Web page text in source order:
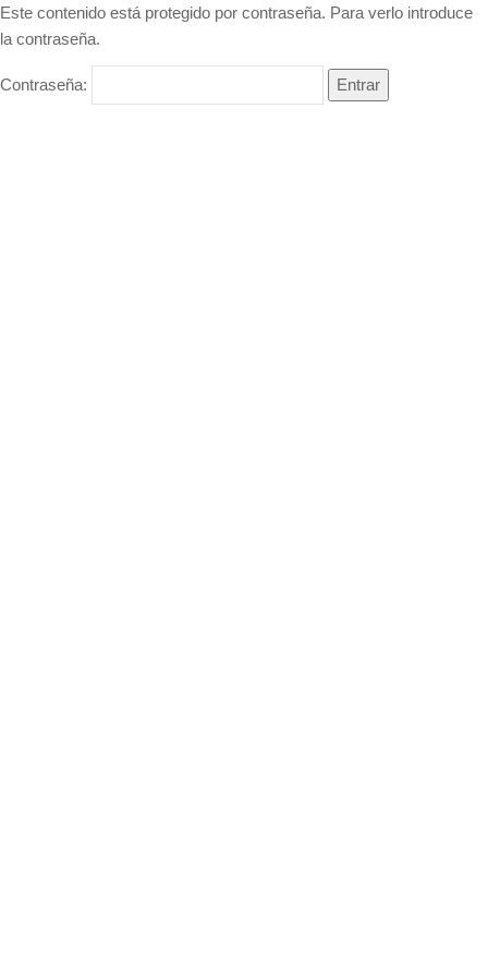
Este contenido está protegido por contraseña. Para verlo introduce
la contraseña.
Contraseña: